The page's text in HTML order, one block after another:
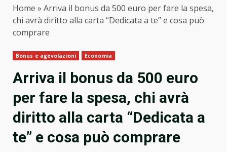
Home » Arriva il bonus da 500 euro per fare la spesa,
chi avrà diritto alla carta “Dedicata a te” e cosa può
comprare
Bonus e agevolazioni Economia
Arriva il bonus da 500 euro
per fare la spesa, chi avrà
diritto alla carta “Dedicata a
te” e cosa può comprare